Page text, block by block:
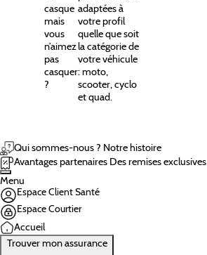
casque
mais
vous
n’aimez
pas
casquer
?
adaptées à
votre profil
quelle que soit
la catégorie de
votre véhicule
: moto,
scooter, cyclo
et quad.
Qui sommes-nous ? Notre histoire
Avantages partenaires Des remises exclusives
Menu
Espace Client Santé
Espace Courtier
Accueil
Trouver mon assurance